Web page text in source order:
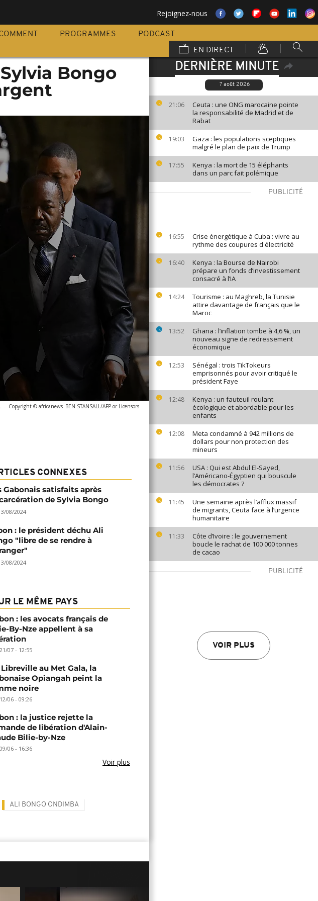
Rejoignez-nous
PROGRAMMES
PODCAST
EN DIRECT
DERNIÈRE MINUTE
7 août 2026
21:06
Ceuta : une ONG marocaine pointe
la responsabilité de Madrid et de
Rabat
19:03
Gaza : les populations sceptiques
malgré le plan de paix de Trump
17:55
Kenya : la mort de 15 éléphants
dans un parc fait polémique
PUBLICITÉ
16:55
Crise énergétique à Cuba : vivre au
rythme des coupures d'électricité
16:40
Kenya : la Bourse de Nairobi
prépare un fonds d’investissement
consacré à l’IA
14:24
Tourisme : au Maghreb, la Tunisie
attire davantage de français que le
Maroc
13:52
Ghana : l’inflation tombe à 4,6 %, un
nouveau signe de redressement
économique
12:53
Sénégal : trois TikTokeurs
emprisonnés pour avoir critiqué le
président Faye
12:48
Kenya : un fauteuil roulant
écologique et abordable pour les
enfants
12:08
Meta condamné à 942 millions de
dollars pour non protection des
mineurs
11:56
USA : Qui est Abdul El-Sayed,
l’Américano-Égyptien qui bouscule
les démocrates ?
11:45
Une semaine après l’afflux massif
de migrants, Ceuta face à l’urgence
humanitaire
11:33
Côte d’Ivoire : le gouvernement
boucle le rachat de 100 000 tonnes
de cacao
PUBLICITÉ
VOIR PLUS
Bongo
- Copyright © africanews BEN STANSALL/AFP or Licensors
CONNEXES
Gabonais satisfaits après
de Sylvia Bongo
08/2024
: le président déchu Ali
"libre de se rendre à
08/2024
LE MÊME PAYS
: les avocats français de
By-Nze appellent à sa
21/07 - 12:55
Libreville au Met Gala, la
Opiangah peint la
noire
12/06 - 09:26
: la justice rejette la
de libération d'Alain-
Bilie-by-Nze
09/06 - 16:36
Voir plus
ALI BONGO ONDIMBA